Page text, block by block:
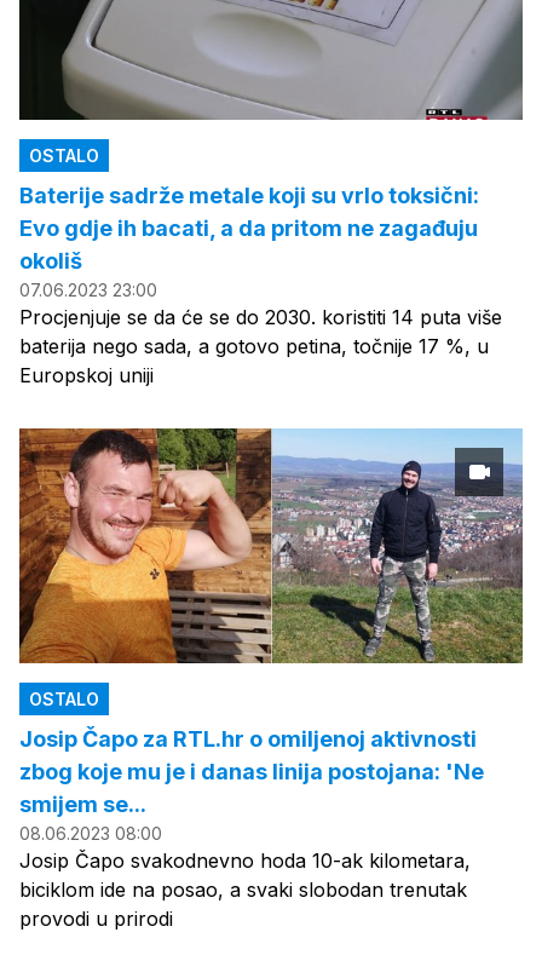
OSTALO
Baterije sadrže metale koji su vrlo toksični:
Evo gdje ih bacati, a da pritom ne zagađuju
okoliš
07.06.2023 23:00
Procjenjuje se da će se do 2030. koristiti 14 puta više
baterija nego sada, a gotovo petina, točnije 17 %, u
Europskoj uniji
OSTALO
Josip Čapo za RTL.hr o omiljenoj aktivnosti
zbog koje mu je i danas linija postojana: 'Ne
smijem se...
08.06.2023 08:00
Josip Čapo svakodnevno hoda 10-ak kilometara,
biciklom ide na posao, a svaki slobodan trenutak
provodi u prirodi